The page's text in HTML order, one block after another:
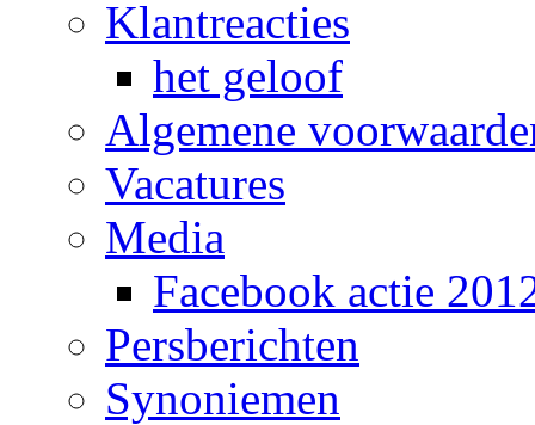
Klantreacties
het geloof
Algemene
Vacatures
Media
Facebook actie
Persberichten
Synoniemen